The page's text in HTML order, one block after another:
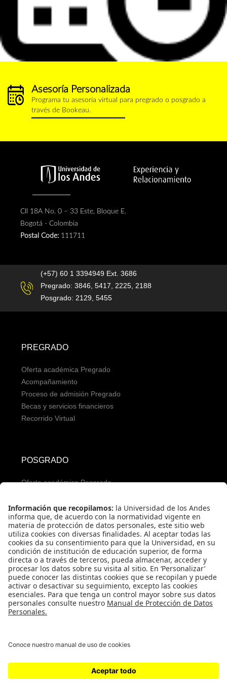
calendario.png
Asesoría Personalizada
Programa tu asesoría virtual para pregrado o posgrado a
través de Bookeau.
Cll 18A No. 0 – 33 Este, Bloque E.
Bogotá - Colombia
Postal Code: 111711
(+57) 60 1 3394949 Ext. 3686
Pregrado: 3846, 5417, 2225, 2188
Posgrado: 2129, 5455
PREGRADO
Oferta académica Pregrado
Acompañamiento
Proceso de admisión Pregrado
Becas y servicios financieros
Recorrido Virtual
POSGRADO
Oferta académica Posgrado
Proceso de admisión Posgrado
Servicios financieros
REDES SOCIALES PREGRADO